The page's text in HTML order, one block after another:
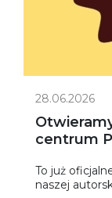
28.06.2026
centrum
To już
naszej